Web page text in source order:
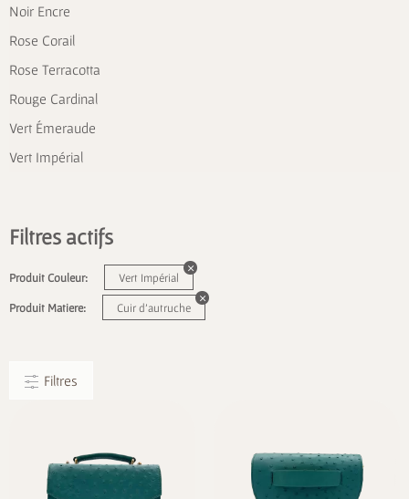
Noir Encre
Rose Corail
Rose Terracotta
Rouge Cardinal
Vert Émeraude
Vert Impérial
Filtres actifs
Produit Couleur: Vert Impérial
Produit Matiere: Cuir d'autruche
Filtres